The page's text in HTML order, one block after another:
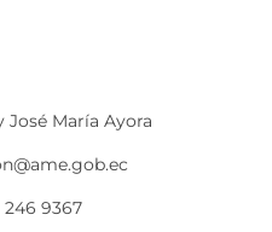
María Ayora
246 9367